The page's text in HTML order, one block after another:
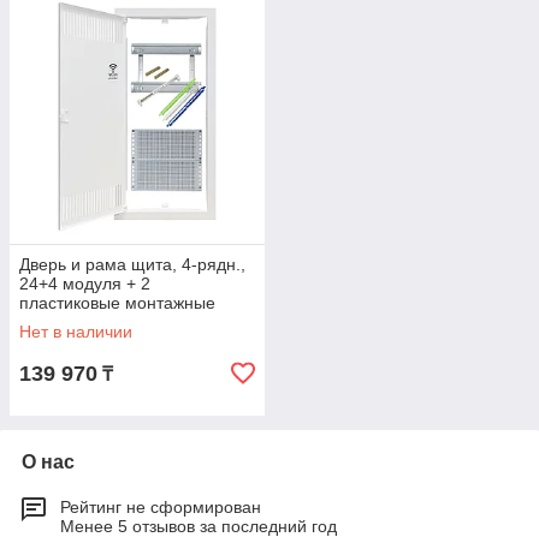
Дверь и рама щита, 4-рядн.,
24+4 модуля + 2
пластиковые монтажные
панели
Нет в наличии
139 970 ₸
О нас
Рейтинг не сформирован
Менее 5 отзывов за последний год